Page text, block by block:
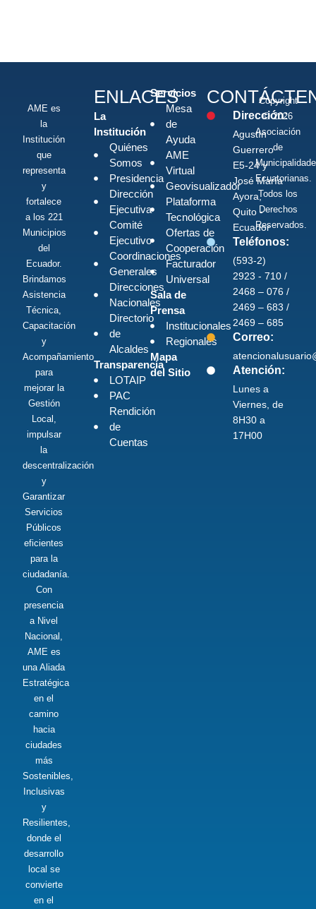
AME es
la
Institución
que
representa
y
fortalece
a los 221
Municipios
del
Ecuador.
Brindamos
Asistencia
Técnica,
Capacitación
y
Acompañamiento
para
mejorar la
Gestión
Local,
impulsar
la
descentralización
y
Garantizar
Servicios
Públicos
eficientes
para la
ciudadanía.
Con
presencia
a Nivel
Nacional,
AME es
una Aliada
Estratégica
en el
camino
hacia
ciudades
más
Sostenibles,
Inclusivas
y
Resilientes,
donde el
desarrollo
local se
convierte
en el
ENLACES
La
Institución
Quiénes
Somos
Presidencia
Dirección
Ejecutiva
Comité
Ejecutivo
Coordinaciones
Generales
Direcciones
Nacionales
Directorio
de
Alcaldes
Transparencia
LOTAIP
PAC
Rendición
de
Cuentas
Servicios
Mesa
de
Ayuda
AME
Virtual
Geovisualizador
Plataforma
Tecnológica
Ofertas de
Cooperación
Facturador
Universal
Sala de
Prensa
Institucionales
Regionales
Mapa
del Sitio
Dirección:
Agustín
Guerrero
E5-24 y
José María
Ayora,
Quito -
Ecuador
Teléfonos:
(593-2)
2923 - 710 /
2468 – 076 /
2469 – 683 /
2469 – 685
Correo:
Atención:
Lunes a
Viernes, de
8H30 a
17H00
Copyright
© 2026
Asociación
de
Ecuatorianas.
Todos los
Derechos
Reservados.